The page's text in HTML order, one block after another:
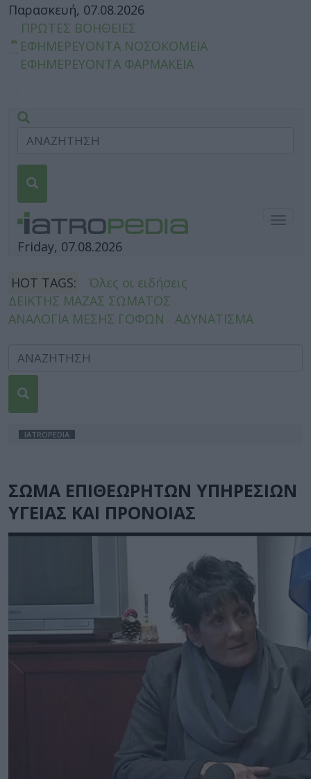
Παρασκευή, 07.08.2026
ΠΡΩΤΕΣ ΒΟΗΘΕΙΕΣ
ΕΦΗΜΕΡΕΥΟΝΤΑ ΝΟΣΟΚΟΜΕΙΑ
ΕΦΗΜΕΡΕΥΟΝΤΑ ΦΑΡΜΑΚΕΙΑ
Friday, 07.08.2026
HOT TAGS:
Όλες οι ειδήσεις
ΔΕΙΚΤΗΣ ΜΑΖΑΣ ΣΩΜΑΤΟΣ
ΑΝΑΛΟΓΙΑ ΜΕΣΗΣ ΓΟΦΩΝ
ΑΔΥΝΑΤΙΣΜΑ
IATROPEDIA
ΣΩΜΑ ΕΠΙΘΕΩΡΗΤΩΝ ΥΠΗΡΕΣΙΩΝ
ΥΓΕΙΑΣ ΚΑΙ ΠΡΟΝΟΙΑΣ